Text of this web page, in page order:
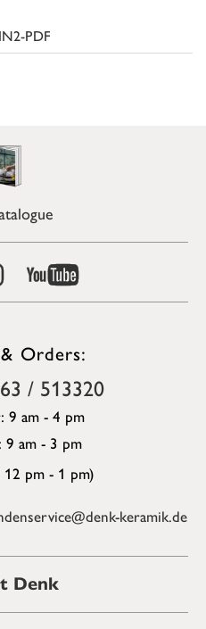
PDF
Orders:
/ 513320
9 am - 4 pm
9 am - 3 pm
pm - 1 pm)
keramik.de
Denk